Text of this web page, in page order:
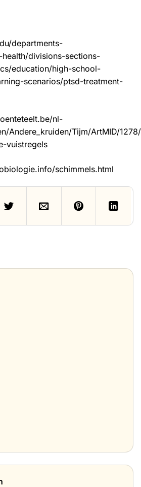
departments-
divisions-sections-
education/high-school-
scenarios/ptsd-treatment-
nl-
Andere_kruiden/Tijm/ArtMID/
vuistregels
schimmels.html